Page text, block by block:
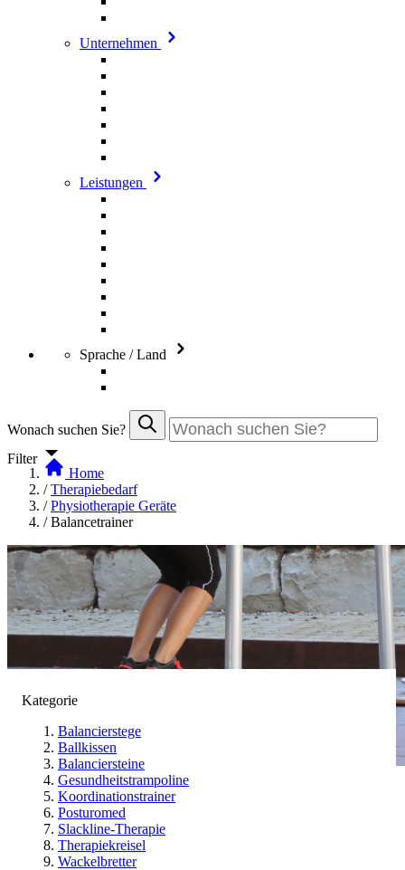
Unternehmen
Leistungen
Sprache / Land
Wonach suchen Sie?
Filter
Kategorie
Balancierstege
Ballkissen
Balanciersteine
Gesundheitstrampoline
Koordinationstrainer
Posturomed
Slackline-Therapie
Therapiekreisel
Wackelbretter
Home
/ Therapiebedarf
/ Physiotherapie Geräte
/ Balancetrainer
Balancetrainer
(Artikel 1-32von207)